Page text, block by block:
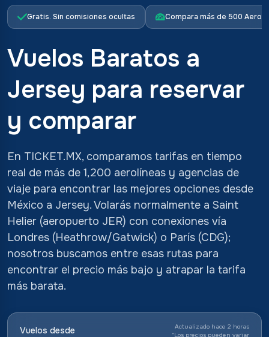
Gratis. Sin comisiones ocultas Compara más de 500
Vuelos Baratos a
Jersey para reservar
y comparar
En TICKET.MX, comparamos tarifas en tiempo
real de más de 1,200 aerolíneas y agencias de
viaje para encontrar las mejores opciones desde
México a Jersey. Volarás normalmente a Saint
Helier (aeropuerto JER) con conexiones vía
Londres (Heathrow/Gatwick) o París (CDG);
nosotros buscamos entre esas rutas para
encontrar el precio más bajo y atrapar la tarifa
más barata.
Vuelos desde
Actualizado hace 2 horas
*Los precios pueden variar